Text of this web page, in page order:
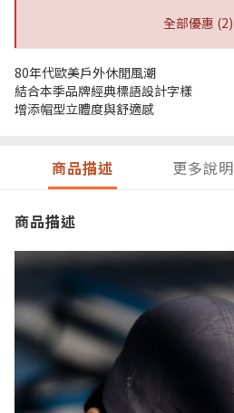
全部優惠 (2)
80年代歐美戶外休閒風潮
結合本季品牌經典標語設計字樣
增添帽型立體度與舒適感
商品描述 更多說明
商品描述